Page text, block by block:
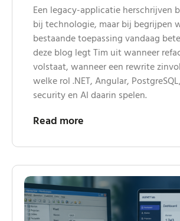
Een legacy-applicatie herschrijven
bij technologie, maar bij begrijpen
bestaande toepassing vandaag
deze blog legt Tim uit wanneer
volstaat, wanneer een rewrite
welke rol .NET, Angular,
security en AI daarin spelen.
Read more